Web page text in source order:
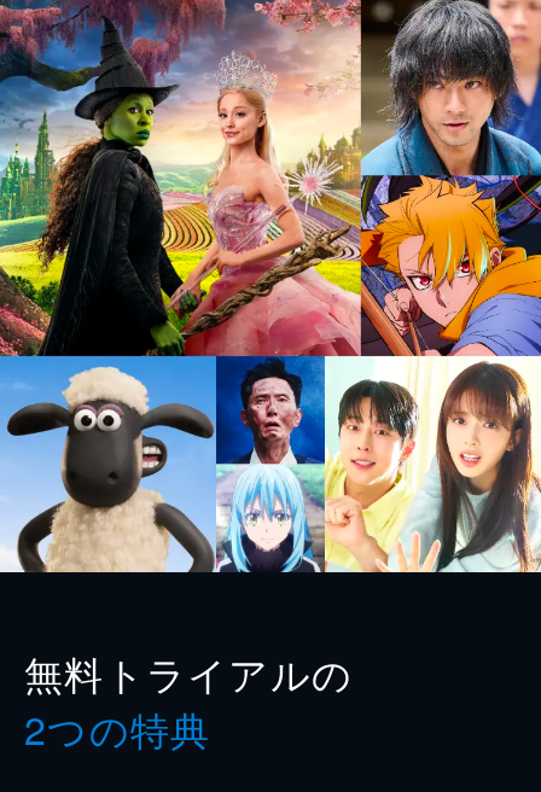
無料トライアルの
2つの特典